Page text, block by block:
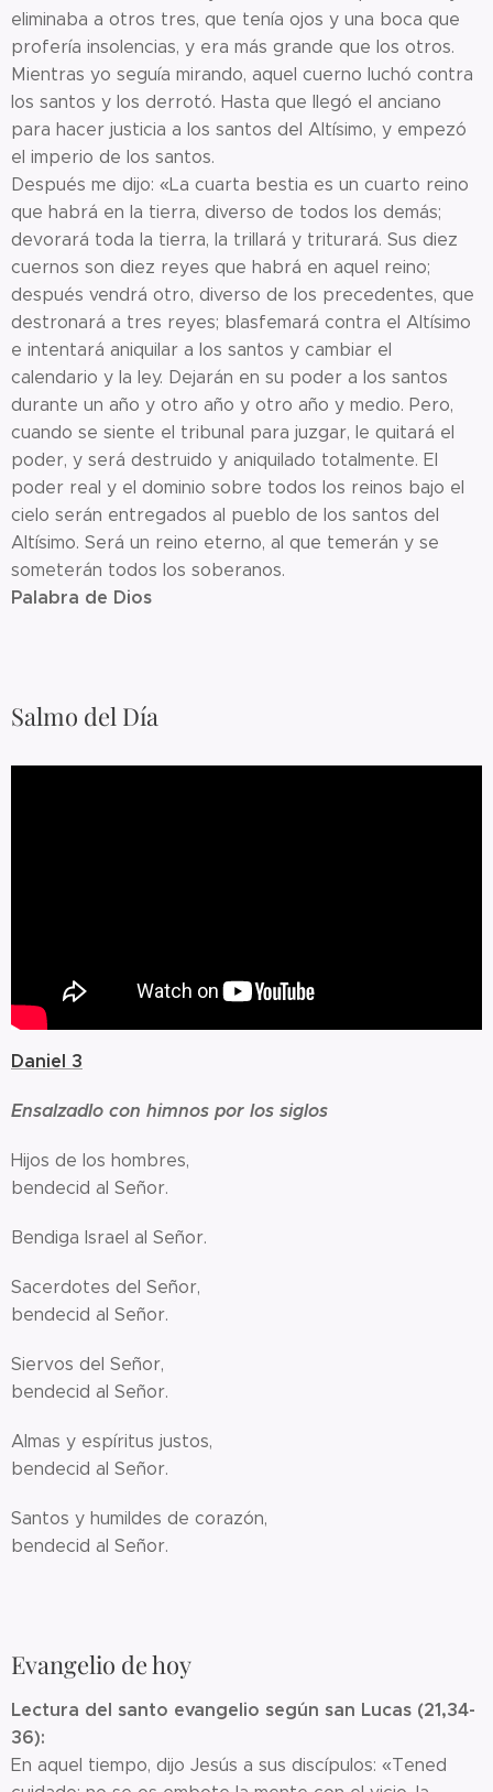
eliminaba a otros tres, que tenía ojos y una boca que
profería insolencias, y era más grande que los otros.
Mientras yo seguía mirando, aquel cuerno luchó contra
los santos y los derrotó. Hasta que llegó el anciano
para hacer justicia a los santos del Altísimo, y empezó
el imperio de los santos.
Después me dijo: «La cuarta bestia es un cuarto reino
que habrá en la tierra, diverso de todos los demás;
devorará toda la tierra, la trillará y triturará. Sus diez
cuernos son diez reyes que habrá en aquel reino;
después vendrá otro, diverso de los precedentes, que
destronará a tres reyes; blasfemará contra el Altísimo
e intentará aniquilar a los santos y cambiar el
calendario y la ley. Dejarán en su poder a los santos
durante un año y otro año y otro año y medio. Pero,
cuando se siente el tribunal para juzgar, le quitará el
poder, y será destruido y aniquilado totalmente. El
poder real y el dominio sobre todos los reinos bajo el
cielo serán entregados al pueblo de los santos del
Altísimo. Será un reino eterno, al que temerán y se
someterán todos los soberanos.
Palabra de Dios
Salmo del Día
Daniel 3
Ensalzadlo con himnos por los siglos
Hijos de los hombres,
bendecid al Señor.
Bendiga Israel al Señor.
Sacerdotes del Señor,
bendecid al Señor.
Siervos del Señor,
bendecid al Señor.
Almas y espíritus justos,
bendecid al Señor.
Santos y humildes de corazón,
bendecid al Señor.
Evangelio de hoy
Lectura del santo evangelio según san Lucas (21,34-
36):
En aquel tiempo, dijo Jesús a sus discípulos: «Tened